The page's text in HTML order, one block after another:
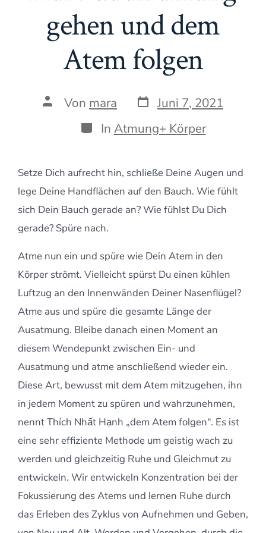
gehen und dem
Atem folgen
Autor
Beitrags
Von mara Datum
des
Beitrags
Juni 7, 2021
Kategorien
In Atmung+ Körper
Setze Dich aufrecht hin, schließe Deine Augen und
lege Deine Handflächen auf den Bauch. Wie fühlt
sich Dein Bauch gerade an? Wie fühlst Du Dich
gerade? Spüre nach.
Atme nun ein und spüre wie Dein Atem in den
Körper strömt. Vielleicht spürst Du einen kühlen
Luftzug an den Innenwänden Deiner Nasenflügel?
Atme aus und spüre die gesamte Länge der
Ausatmung. Bleibe danach einen Moment an
diesem Wendepunkt zwischen Ein- und
Ausatmung und atme anschließend wieder ein.
Diese Art, bewusst mit dem Atem mitzugehen, ihn
in jedem Moment zu spüren und wahrzunehmen,
nennt Thích Nhất Hạnh „dem Atem folgen“. Es ist
eine sehr effiziente Methode um geistig wach zu
werden und gleichzeitig Ruhe und Gleichmut zu
entwickeln. Wir entwickeln Konzentration bei der
Fokussierung des Atems und lernen Ruhe durch
das Erleben des Zyklus von Aufnehmen und Geben,